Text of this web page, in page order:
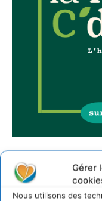
Gérer
Nous utilisons des